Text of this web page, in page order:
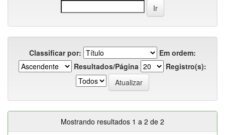
Classificar por:
Em ordem:
Resultados/Página
Registro(s):
Mostrando resultados 1 a 2 de 2